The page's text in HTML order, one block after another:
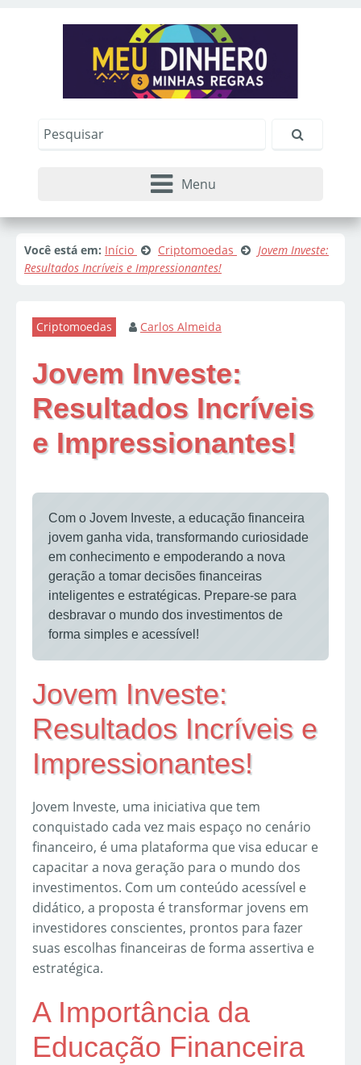
Menu
Você está em: Início Criptomoedas
Jovem Investe:
Resultados Incríveis e Impressionantes!
Criptomoedas Carlos Almeida
Jovem Investe:
Resultados Incríveis
e Impressionantes!
Com o Jovem Investe, a educação financeira
jovem ganha vida, transformando curiosidade
em conhecimento e empoderando a nova
geração a tomar decisões financeiras
inteligentes e estratégicas. Prepare-se para
desbravar o mundo dos investimentos de
forma simples e acessível!
Jovem Investe:
Resultados Incríveis e
Impressionantes!
Jovem Investe, uma iniciativa que tem
conquistado cada vez mais espaço no cenário
financeiro, é uma plataforma que visa educar e
capacitar a nova geração para o mundo dos
investimentos. Com um conteúdo acessível e
didático, a proposta é transformar jovens em
investidores conscientes, prontos para fazer
suas escolhas financeiras de forma assertiva e
estratégica.
A Importância da
Educação Financeira